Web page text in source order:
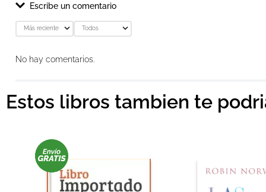
Escribe un comentario
Agregar comentario
★★★
Tu nombre
Más reciente Todos
No hay comentarios.
Estos libros tambien te